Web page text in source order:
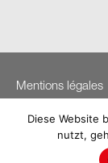
© VetroSwiss
Mentions légales
Protection des
Diese Website
nutzt,